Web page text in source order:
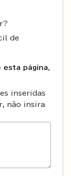
de
página,
inseridas
não insira